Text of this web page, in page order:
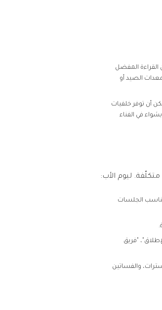
القراءة المفضل
الصيد أو
أن توفر خلفيات
في الفناء
ليوم الأب:
الجلسات
"فريق
والفساتين